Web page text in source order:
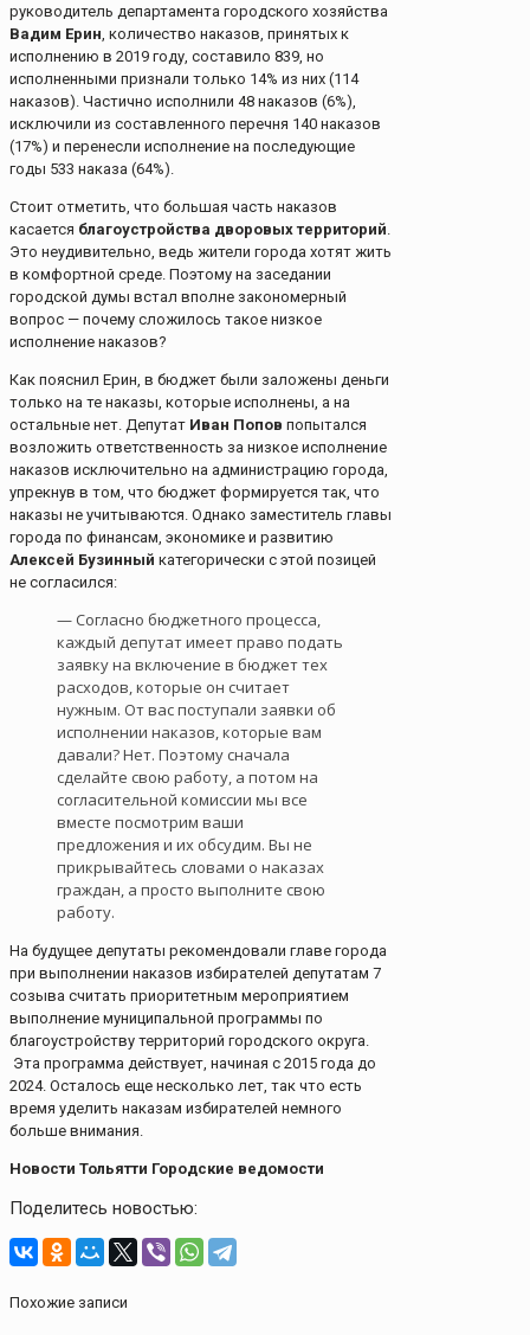
руководитель департамента городского хозяйства
Вадим Ерин, количество наказов, принятых к
исполнению в 2019 году, составило 839, но
исполненными признали только 14% из них (114
наказов). Частично исполнили 48 наказов (6%),
исключили из составленного перечня 140 наказов
(17%) и перенесли исполнение на последующие
годы 533 наказа (64%).
Стоит отметить, что большая часть наказов
касается благоустройства дворовых территорий.
Это неудивительно, ведь жители города хотят жить
в комфортной среде. Поэтому на заседании
городской думы встал вполне закономерный
вопрос — почему сложилось такое низкое
исполнение наказов?
Как пояснил Ерин, в бюджет были заложены деньги
только на те наказы, которые исполнены, а на
остальные нет. Депутат Иван Попов попытался
возложить ответственность за низкое исполнение
наказов исключительно на администрацию города,
упрекнув в том, что бюджет формируется так, что
наказы не учитываются. Однако заместитель главы
города по финансам, экономике и развитию
Алексей Бузинный категорически с этой позицей
не согласился:
— Согласно бюджетного процесса,
каждый депутат имеет право подать
заявку на включение в бюджет тех
расходов, которые он считает
нужным. От вас поступали заявки об
исполнении наказов, которые вам
давали? Нет. Поэтому сначала
сделайте свою работу, а потом на
согласительной комиссии мы все
вместе посмотрим ваши
предложения и их обсудим. Вы не
прикрывайтесь словами о наказах
граждан, а просто выполните свою
работу.
На будущее депутаты рекомендовали главе города
при выполнении наказов избирателей депутатам 7
созыва считать приоритетным мероприятием
выполнение муниципальной программы по
благоустройству территорий городского округа.
Эта программа действует, начиная с 2015 года до
2024. Осталось еще несколько лет, так что есть
время уделить наказам избирателей немного
больше внимания.
Новости Тольятти Городские ведомости
Поделитесь новостью:
Похожие записи